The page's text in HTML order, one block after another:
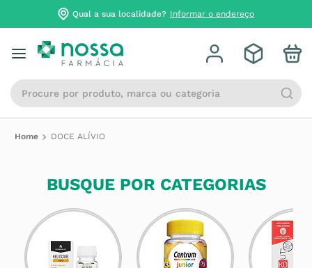
Qual a sua localidade? Informar o endereço
Procure por produto, marca ou categoria
DOCE ALÍVIO
BUSQUE POR CATEGORIAS